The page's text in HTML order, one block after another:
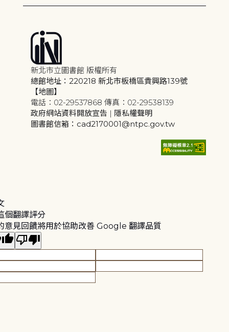
新北市立圖書館 版權所有
總館地址：220218 新北市板橋區貴興路139號
【地圖】
電話：02-29537868 傳真：02-29538139
政府網站資料開放宣告 | 隱私權聲明
圖書館信箱：cad2170001@ntpc.gov.tw
個翻譯評分
意見回饋將用於協助改善 Google 翻譯品質